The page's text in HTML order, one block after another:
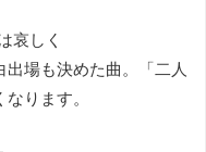
哀しく
場も決めた曲。「二人
ります。